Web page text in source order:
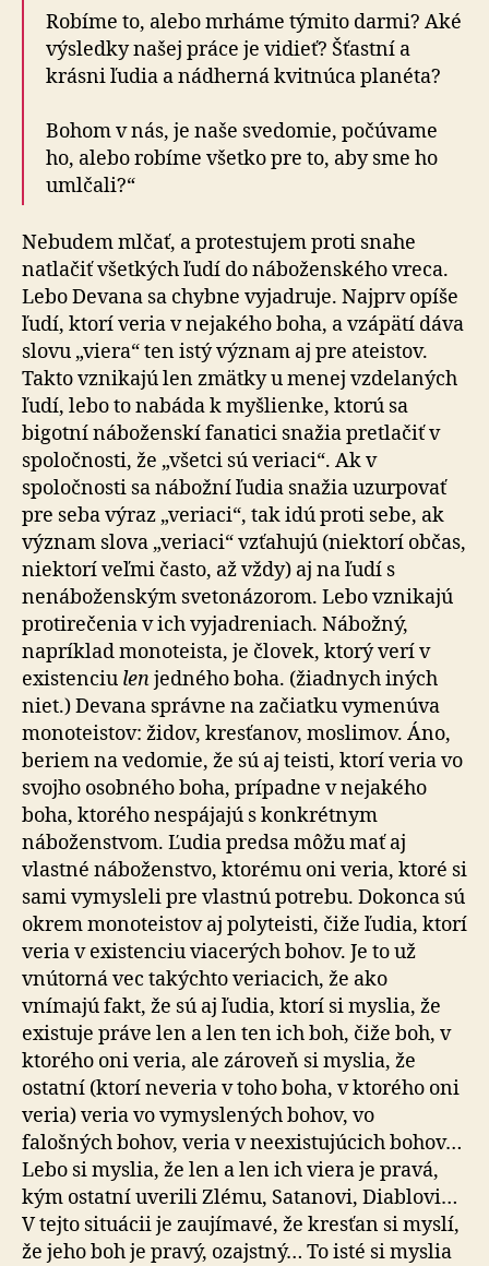
Robíme to, alebo mrháme týmito darmi? Aké
výsledky našej práce je vidieť? Šťastní a
krásni ľudia a nádherná kvitnúca planéta?
Bohom v nás, je naše svedomie, počúvame
ho, alebo robíme všetko pre to, aby sme ho
umlčali?“
Nebudem mlčať, a protestujem proti snahe
natlačiť všetkých ľudí do náboženského vreca.
Lebo Devana sa chybne vyjadruje. Najprv opíše
ľudí, ktorí veria v nejakého boha, a vzápätí dáva
slovu „viera“ ten istý význam aj pre ateistov.
Takto vznikajú len zmätky u menej vzdelaných
ľudí, lebo to nabáda k myšlienke, ktorú sa
bigotní náboženskí fanatici snažia pretlačiť v
spoločnosti, že „všetci sú veriaci“. Ak v
spoločnosti sa nábožní ľudia snažia uzurpovať
pre seba výraz „veriaci“, tak idú proti sebe, ak
význam slova „veriaci“ vzťahujú (niektorí občas,
niektorí veľmi často, až vždy) aj na ľudí s
nenáboženským svetonázorom. Lebo vznikajú
protirečenia v ich vyjadreniach. Nábožný,
napríklad monoteista, je človek, ktorý verí v
existenciu lenjedného boha. (žiadnych iných
niet.) Devana správne na začiatku vymenúva
monoteistov: židov, kresťanov, moslimov. Áno,
beriem na vedomie, že sú aj teisti, ktorí veria vo
svojho osobného boha, prípadne v nejakého
boha, ktorého nespájajú s konkrétnym
náboženstvom. Ľudia predsa môžu mať aj
vlastné náboženstvo, ktorému oni veria, ktoré si
sami vymysleli pre vlastnú potrebu. Dokonca sú
okrem monoteistov aj polyteisti, čiže ľudia, ktorí
veria v existenciu viacerých bohov. Je to už
vnútorná vec takýchto veriacich, že ako
vnímajú fakt, že sú aj ľudia, ktorí si myslia, že
existuje práve len a len ten ich boh, čiže boh, v
ktorého oni veria, ale zároveň si myslia, že
ostatní (ktorí neveria v toho boha, v ktorého oni
veria) veria vo vymyslených bohov, vo
falošných bohov, veria v neexistujúcich bohov…
Lebo si myslia, že len a len ich viera je pravá,
kým ostatní uverili Zlému, Satanovi, Diablovi…
V tejto situácii je zaujímavé, že kresťan si myslí,
že jeho boh je pravý, ozajstný… To isté si myslia